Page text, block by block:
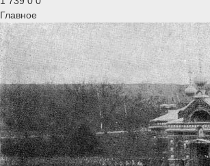
Главное